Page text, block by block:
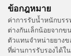
ข้อกฎหมาย
ค่าการรับน้ำหนักบรร
ต่างกันเล็กน้อยจากข
ตัวแทนจำหน่ายยาง
ที่ผ่านการรับรองได้ใ